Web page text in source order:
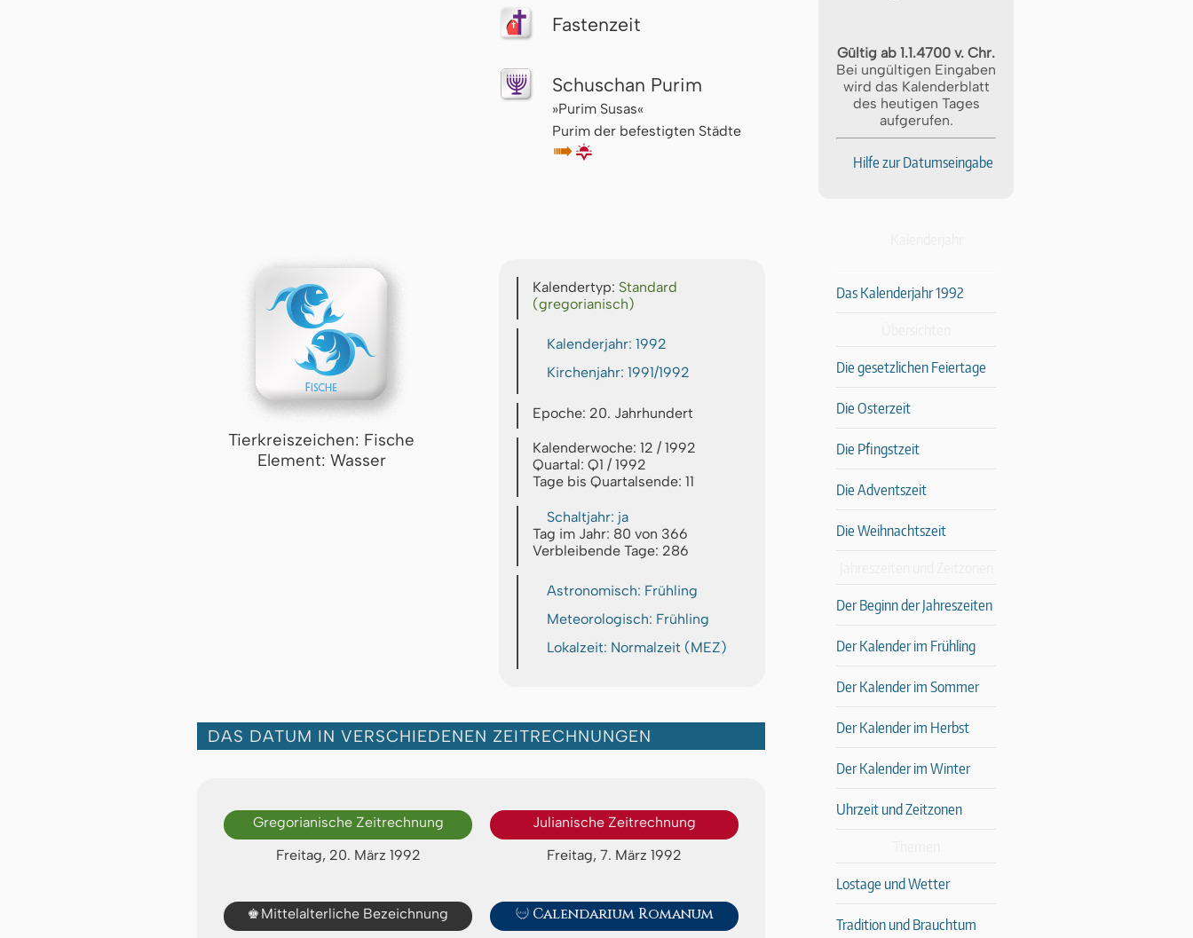
Fastenzeit
Schuschan Purim
»Purim Susas«
Purim der befestigten Städte
↦🌇
Tierkreiszeichen: Fische
Element: Wasser
Kalendertyp: Standard
(gregorianisch)
Kalenderjahr: 1992
Kirchenjahr: 1991/1992
Epoche: 20. Jahrhundert
Kalenderwoche: 12 / 1992
Quartal: Q1 / 1992
Tage bis Quartalsende: 11
Schaltjahr: ja
Tag im Jahr: 80 von 366
Verbleibende Tage: 286
Astronomisch: Frühling
Meteorologisch: Frühling
Lokalzeit: Normalzeit (MEZ)
DAS DATUM IN VERSCHIEDENEN ZEITRECHNUNGEN
Gregorianische Zeitrechnung
Freitag, 20. März 1992
Julianische Zeitrechnung
Freitag, 7. März 1992
♚ Mittelalterliche Bezeichnung  Calendarium Romanum
Gültig ab 1.1.4700 v. Chr.
Bei ungültigen Eingaben
wird das Kalenderblatt
des heutigen Tages
aufgerufen.
Hilfe zur Datumseingabe
Das Kalenderjahr 1992
Die gesetzlichen Feiertage
Die Osterzeit
Die Pfingstzeit
Die Adventszeit
Die Weihnachtszeit
Der Beginn der Jahreszeiten
Der Kalender im Frühling
Der Kalender im Sommer
Der Kalender im Herbst
Der Kalender im Winter
Uhrzeit und Zeitzonen
Lostage und Wetter
Tradition und Brauchtum